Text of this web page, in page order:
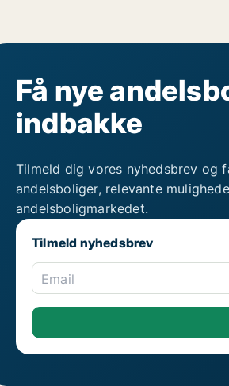
Få nye
indbakke
Tilmeld dig vores nyhedsbrev og
andelsboliger, relevante
andelsboligmarkedet.
Tilmeld nyhedsbrev
Email